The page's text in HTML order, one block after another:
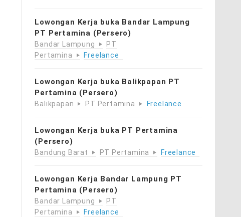
Lowongan Kerja buka Bandar Lampung
PT Pertamina (Persero)
Bandar Lampung
PT
Pertamina
Freelance
Lowongan Kerja buka Balikpapan PT
Pertamina (Persero)
Balikpapan PT Pertamina Freelance
Lowongan Kerja buka PT Pertamina
(Persero)
Bandung Barat PT Pertamina Freelance
Lowongan Kerja Bandar Lampung PT
Pertamina (Persero)
Bandar Lampung
PT
Pertamina
Freelance